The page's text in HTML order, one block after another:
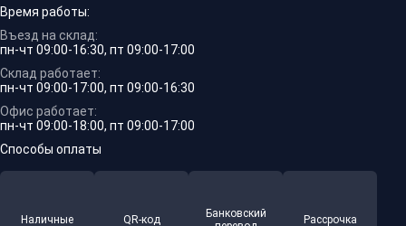
Время работы:
Въезд на склад:
пн-чт 09:00-16:30, пт 09:00-17:00
Склад работает:
пн-чт 09:00-17:00, пт 09:00-16:30
Офис работает:
пн-чт 09:00-18:00, пт 09:00-17:00
Способы оплаты
Наличные QR-код
Банковский
Рассрочка